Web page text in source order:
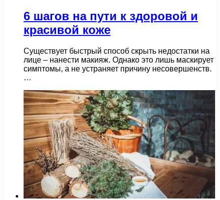
6 шагов на пути к здоровой и
красивой коже
Существует быстрый способ скрыть недостатки на
лице – нанести макияж. Однако это лишь маскирует
симптомы, а не устраняет причину несовершенств.
…